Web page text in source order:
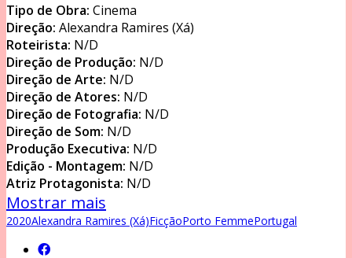
Tipo de Obra: Cinema
Direção: Alexandra Ramires (Xá)
Roteirista: N/D
Direção de Produção: N/D
Direção de Arte: N/D
Direção de Atores: N/D
Direção de Fotografia: N/D
Direção de Som: N/D
Produção Executiva: N/D
Edição - Montagem: N/D
Atriz Protagonista: N/D
Mostrar mais
2020Alexandra Ramires (Xá)FicçãoPorto FemmePortugal